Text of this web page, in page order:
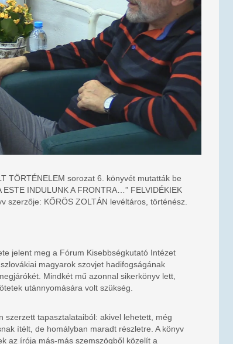
TÖRTÉNELEM sorozat 6. könyvét mutatták be
ESTE INDULUNK A FRONTRA…” FELVIDÉKIEK
szerzője: KŐRÖS ZOLTÁN levéltáros, történész.
jelent meg a Fórum Kisebbségkutató Intézet
magyarok szovjet hadifogságának
Mindkét mű azonnal sikerkönyv lett,
utánnyomására volt szükség.
szerzett tapasztalataiból: akivel lehetett, még
ítélt, de homályban maradt részletre. A könyv
az írója más-más szemszögből közelít a